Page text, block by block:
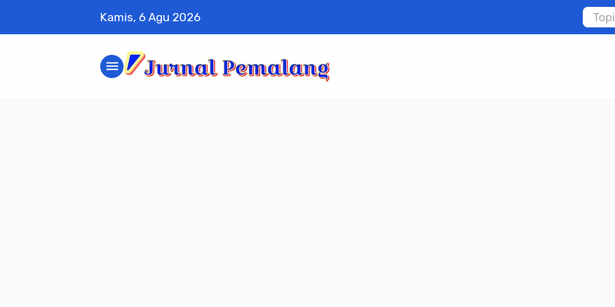
Kamis, 6 Agu 2026
menu